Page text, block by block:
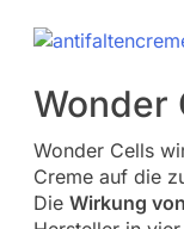
Wonder
Wonder Cells
Creme auf die
Die Wirkung